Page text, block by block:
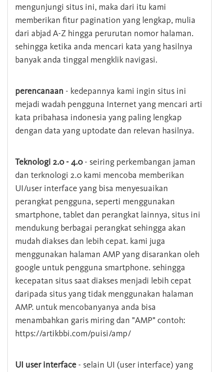
mengunjungi situs ini, maka dari itu kami
memberikan fitur pagination yang lengkap, mulia
dari abjad A-Z hingga perurutan nomor halaman.
sehingga ketika anda mencari kata yang hasilnya
banyak anda tinggal mengklik navigasi.
perencanaan - kedepannya kami ingin situs ini
mejadi wadah pengguna Internet yang mencari arti
kata pribahasa indonesia yang paling lengkap
dengan data yang uptodate dan relevan hasilnya.
Teknologi 2.0 - 4.0- seiring perkembangan jaman
dan terknologi 2.0 kami mencoba memberikan
UI/user interface yang bisa menyesuaikan
perangkat pengguna, seperti menggunakan
smartphone, tablet dan perangkat lainnya, situs ini
mendukung berbagai perangkat sehingga akan
mudah diakses dan lebih cepat. kami juga
menggunakan halaman AMP yang disarankan oleh
google untuk pengguna smartphone. sehingga
kecepatan situs saat diakses menjadi lebih cepat
daripada situs yang tidak menggunakan halaman
AMP. untuk mencobanyanya anda bisa
menambahkan garis miring dan "AMP" contoh:
https://artikbbi.com/puisi/amp/
UI user interface - selain UI (user interface) yang